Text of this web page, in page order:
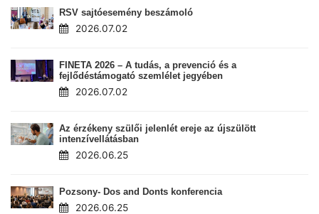
RSV sajtóesemény beszámoló
2026.07.02
FINETA 2026 – A tudás, a prevenció és a
fejlődéstámogató szemlélet jegyében
2026.07.02
Az érzékeny szülői jelenlét ereje az újszülött
intenzívellátásban
2026.06.25
Pozsony- Dos and Donts konferencia
2026.06.25